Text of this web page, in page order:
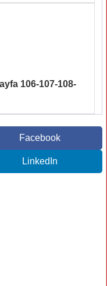
106-107-108-
Facebook
LinkedIn